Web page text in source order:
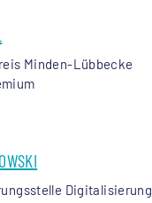
Minden-Lübbecke
Digitalisierung